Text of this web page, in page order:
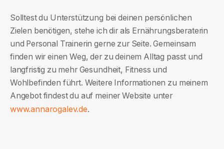
Solltest du Unterstützung bei deinen persönlichen
Zielen benötigen, stehe ich dir als Ernährungsberaterin
und Personal Trainerin gerne zur Seite. Gemeinsam
finden wir einen Weg, der zu deinem Alltag passt und
langfristig zu mehr Gesundheit, Fitness und
Wohlbefinden führt. Weitere Informationen zu meinem
Angebot findest du auf meiner Website unter
www.annarogalev.de.